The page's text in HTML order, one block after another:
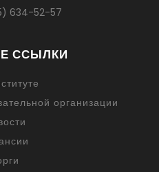
634-52-57
ССЫЛКИ
организации